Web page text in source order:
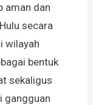
aman dan
secara
wilayah
bentuk
sekaligus
gangguan